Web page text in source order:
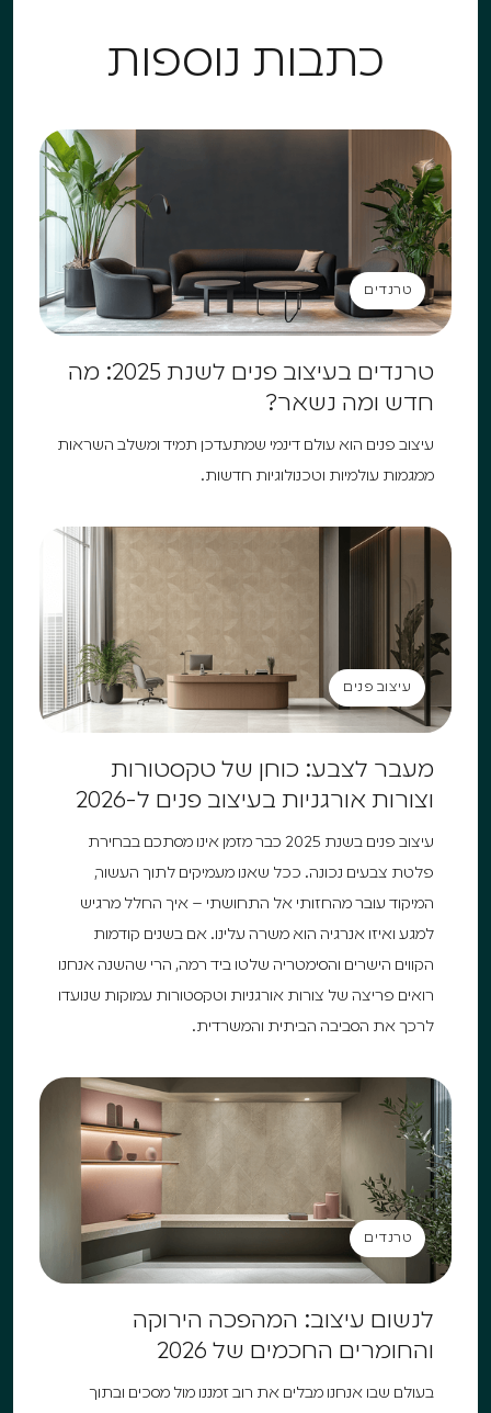
כתבות נוספות
טרנדים
טרנדים
טרנדים בעיצוב פנים לשנת 2025: מה
חדש ומה נשאר?
עיצוב פנים הוא עולם דינמי שמתעדכן תמיד ומשלב השראות
ממגמות עולמיות וטכנולוגיות חדשות.
עיצוב פנים
עיצוב פנים
מעבר לצבע: כוחן של טקסטורות
וצורות אורגניות בעיצוב פנים ל-2026
עיצוב פנים בשנת 2025 כבר מזמן אינו מסתכם בבחירת
פלטת צבעים נכונה. ככל שאנו מעמיקים לתוך העשור,
המיקוד עובר מהחזותי אל התחושתי – איך החלל מרגיש
למגע ואיזו אנרגיה הוא משרה עלינו. אם בשנים קודמות
הקווים הישרים והסימטריה שלטו ביד רמה, הרי שהשנה אנחנו
רואים פריצה של צורות אורגניות וטקסטורות עמוקות שנועדו
לרכך את הסביבה הביתית והמשרדית.
טרנדים
טרנדים
לנשום עיצוב: המהפכה הירוקה
והחומרים החכמים של 2026
בעולם שבו אנחנו מבלים את רוב זמננו מול מסכים ובתוך